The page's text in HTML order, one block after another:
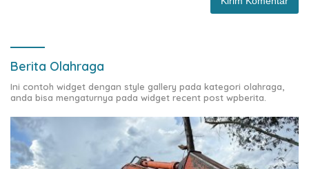
Berita Olahraga
Ini contoh widget dengan style gallery pada kategori olahraga,
anda bisa mengaturnya pada widget recent post wpberita.